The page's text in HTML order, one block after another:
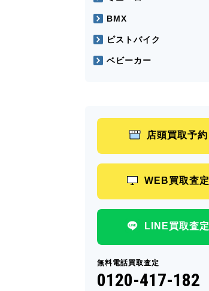
BMX
ピストバイク
ベビーカー
店頭買取予約
WEB買取査定
LINE買取査定
無料電話買取査定
0120-417-182